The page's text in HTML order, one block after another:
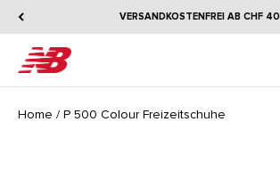
VERSANDKOSTENFREI AB CHF 40
New Balance
Home / P 500 Colour Freizeitschuhe